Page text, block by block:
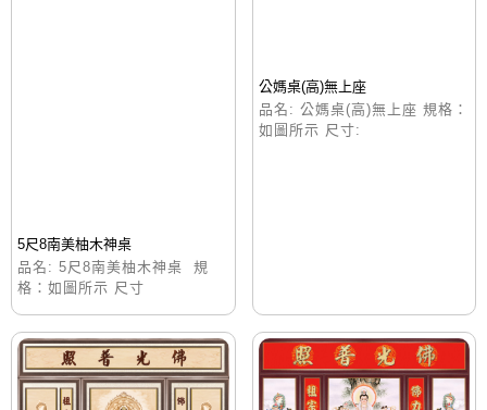
5尺8南美柚木神桌
品名: 5尺8南美柚木神桌 規
格：如圖所示 尺寸
公媽桌(高)無上座
品名: 公媽桌(高)無上座 規格：
如圖所示 尺寸: